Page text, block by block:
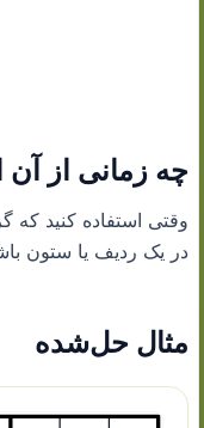
چه زمانی از آن
وقتی استفاده کنید
در یک ردیف یا ستون
مثال حل‌شده